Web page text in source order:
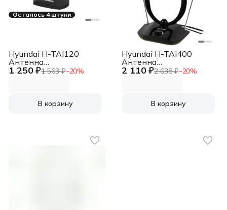
Осталось 4 штуки
1 250 ₽1 563 ₽−20%
Hyundai H-TAI120
Антенна
телевизионная 3дБ
В корзину
2 110 ₽2 638 ₽−20%
Hyundai H-TAI400
Антенна
телевизионная 30дБ
В корзину